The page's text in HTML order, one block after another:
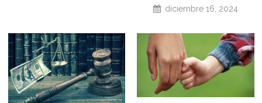
diciembre 16, 2024